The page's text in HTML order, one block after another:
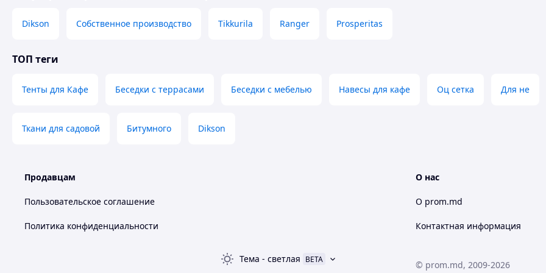
Dikson Собственное производство Tikkurila Ranger Prosperitas
ТОП теги
Тенты для Кафе Беседки с террасами Беседки с мебелью Навесы для кафе Оц сетка Для не
Ткани для садовой Битумного Dikson
Продавцам
Пользовательское соглашение
Политика конфиденциальности
О нас
О prom.md
Контактная информация
Тема - светлая BETA © prom.md, 2009-2026